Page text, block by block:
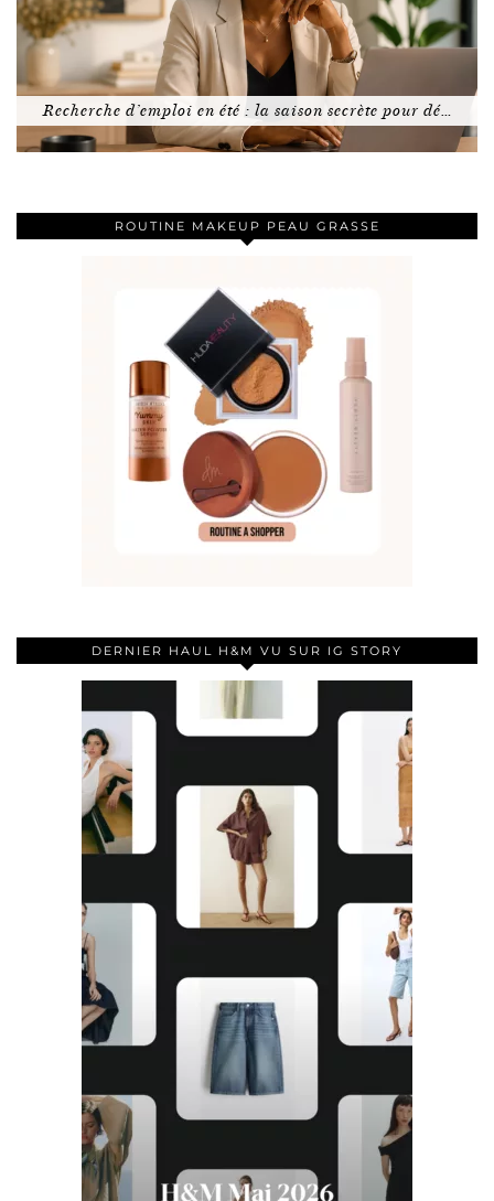
Recherche d’emploi en été : la saison secrète pour dé…
ROUTINE MAKEUP PEAU GRASSE
DERNIER HAUL H&M VU SUR IG STORY